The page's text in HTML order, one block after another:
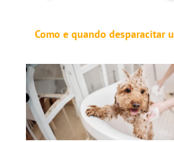
Como e quando desparacitar